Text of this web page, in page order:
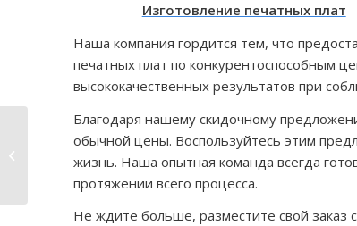
Изготовление печатных плат
Наша компания гордится тем, что
печатных плат по конкурентоспособным
высококачественных результатов при
Благодаря нашему скидочному
обычной цены. Воспользуйтесь этим
жизнь. Наша опытная команда всегда
протяжении всего процесса.
Не ждите больше, разместите свой заказ
Технология упаковки
SMD: изучение
различных типов и
их значение